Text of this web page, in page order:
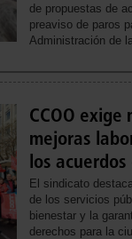
de propuestas de
preaviso de paros
Administración de
CCOO exige
mejoras
los acuerdos
El sindicato
de los servicios
bienestar y la
derechos para la